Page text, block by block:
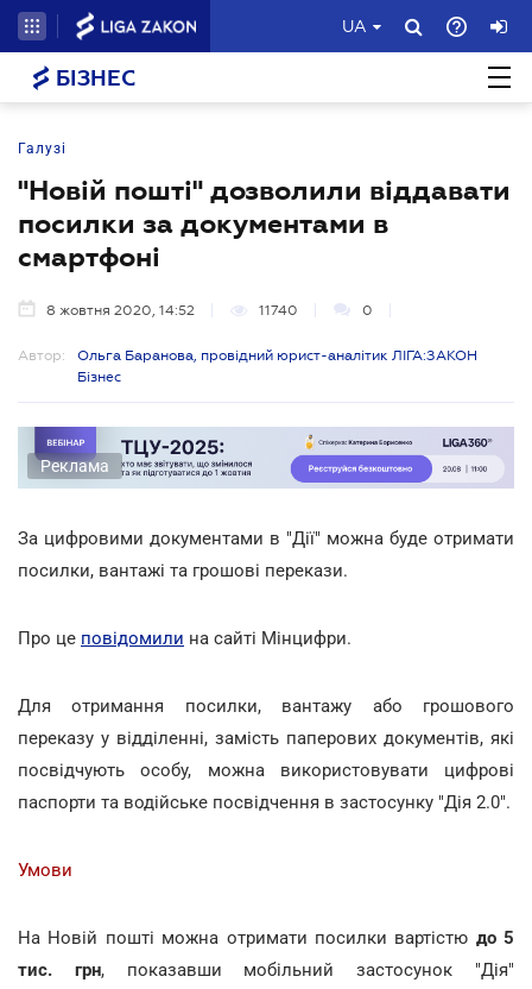
UA
БІЗНЕС
Галузі
"Новій пошті" дозволили віддавати
посилки за документами в
смартфоні
8 жовтня 2020, 14:52 11740 0
Автор:
Ольга Баранова, провідний юрист-аналітик ЛІГА:ЗАКОН
Бізнес
Реклама
За цифровими документами в "Дії" можна буде отримати
посилки, вантажі та грошові перекази.
Про це повідомили на сайті Мінцифри.
Для отримання посилки, вантажу або грошового
переказу у відділенні, замість паперових документів, які
посвідчують особу, можна використовувати цифрові
паспорти та водійське посвідчення в застосунку "Дія 2.0".
Умови
На Новій пошті можна отримати посилки вартістю до 5
тис. грн, показавши мобільний застосунок "Дія"